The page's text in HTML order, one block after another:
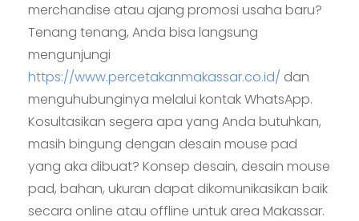
merchandise atau ajang promosi usaha baru?
Tenang tenang, Anda bisa langsung
mengunjungi
https://www.percetakanmakassar.co.id/ dan
menguhubunginya melalui kontak WhatsApp.
Kosultasikan segera apa yang Anda butuhkan,
masih bingung dengan desain mouse pad
yang aka dibuat? Konsep desain, desain mouse
pad, bahan, ukuran dapat dikomunikasikan baik
secara online atau offline untuk area Makassar.